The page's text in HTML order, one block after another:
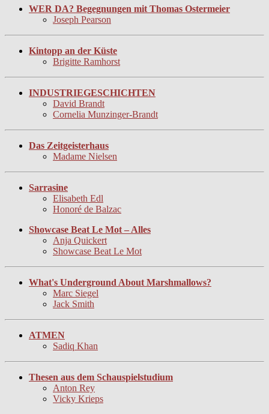
WER DA? Begegnungen mit Thomas Ostermeier
Joseph Pearson
Kintopp an der Küste
Brigitte Ramhorst
INDUSTRIEGESCHICHTEN
David Brandt
Cornelia Munzinger-Brandt
Das Zeitgeisterhaus
Madame Nielsen
Sarrasine
Elisabeth Edl
Honoré de Balzac
Showcase Beat Le Mot – Alles
Anja Quickert
Showcase Beat Le Mot
What's Underground About Marshmallows?
Marc Siegel
Jack Smith
ATMEN
Sadiq Khan
Thesen aus dem Schauspielstudium
Anton Rey
Vicky Krieps